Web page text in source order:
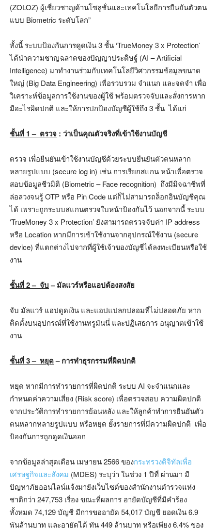
(ZOLOZ) ผู้เชี่ยวชาญด้านโซลูชั่นและเทคโนโลยีการยืนยันตัวตน
แบบ Biometric ระดับโลก”
ทั้งนี้ ระบบป้องกันการดูดเงิน 3 ชั้น ‘TrueMoney 3 x Protection’
ได้นำความชาญฉลาดของปัญญาประดิษฐ์ (AI – Artificial
Intelligence) มาทำงานร่วมกับเทคโนโลยีวิศวกรรมข้อมูลขนาด
ใหญ่ (Big Data Engineering) เพื่อรวบรวม จำแนก และจดจำ เพื่อ
วิเคราะห์ข้อมูลการใช้งานของผู้ใช้ พร้อมตรวจจับและสั่งการหาก
มีอะไรผิดปกติ และให้การปกป้องบัญชีผู้ใช้ถึง 3 ชั้น ได้แก่
ชั้นที่ 1 – ตรวจ : ว่าเป็นคุณตัวจริงที่เข้าใช้งานบัญชี
ตรวจ เพื่อยืนยันเข้าใช้งานบัญชีด้วยระบบยืนยันตัวตนหลาก
หลายรูปแบบ (secure log in) เช่น การเรียกสแกน หน้าเพื่อตรวจ
สอบข้อมูลชีวมิติ (Biometric – Face recognition) ถึงมีมิจฉาชีพที่
ล่อลวงจนรู้ OTP หรือ Pin Code แต่ก็ไม่สามารถล็อกอินบัญชีคุณ
ได้ เพราะถูกระบบสแกนตรวจใบหน้าป้องกันไว้ นอกจากนี้ ระบบ
‘TrueMoney 3 x Protection’ ยังสามารถตรวจจับค่า IP address
หรือ Location หากมีการเข้าใช้งานจากอุปกรณ์ใช้งาน (secure
device) ที่แตกต่างไปจากที่ผู้ใช้เจ้าของบัญชีได้ลงทะเบียนหรือใช้
งาน
ชั้นที่ 2 – จับ– มัลแวร์หรือแอปต้องสงสัย
จับ มัลแวร์ แอปดูดเงิน และแอปแปลกปลอมที่ไม่ปลอดภัย หาก
ติดตั้งบนอุปกรณ์ที่ใช้งานทรูมันนี่ และปฏิเสธการ อนุญาตเข้าใช้
งาน
ชั้นที่3– หยุด– การทำธุรกรรมที่ผิดปกติ
หยุด หากมีการทำรายการที่ผิดปกติ ระบบ AI จะจำแนกและ
กำหนดค่าความเสี่ยง (Risk score) เพื่อตรวจสอบ ความผิดปกติ
จากประวัติการทำรายการย้อนหลัง และให้ลูกค้าทำการยืนยันตัว
ตนหลากหลายรูปแบบ หรือหยุด ยั้งรายการที่มีความผิดปกติ เพื่อ
ป้องกันการถูกดูดเงินออก
จากข้อมูลล่าสุดเดือน เมษายน 2566 ของกระทรวงดิจิทัลเพื่อ
เศรษฐกิจและสังคม (MDES) ระบุว่า ในช่วง 1 ปีที่ ผ่านมา มี
ปัญหาภัยออนไลน์แจ้งมายังเว็บไซต์ของสำนักงานตำรวจแห่ง
ชาติกว่า 247,753 เรื่อง ขณะที่ผลการ อายัดบัญชีที่มีคำร้อง
ทั้งหมด 74,129 บัญชี มีการขออายัด 54,017 บัญชี ยอดเงิน 6.9
พันล้านบาท และอายัดได้ ทัน 449 ล้านบาท หรือเพียง 6.4% ของ